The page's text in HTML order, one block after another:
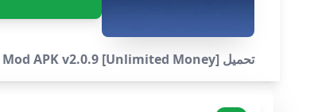
تحميل My Boy! - GBA Emulator Mod APK v2.0.9 [Unlimited Money] - سريع وكامل المواصفات محاكي GBA مع وصلة كابل مضاهاة..